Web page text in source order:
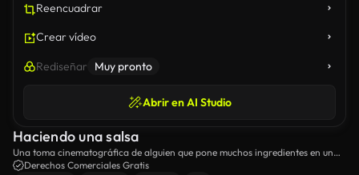
Reencuadrar
Crear vídeo
Rediseñar Muy pronto
Abrir en AI Studio
Haciendo una salsa
Una toma cinematográfica de alguien que pone muchos ingredientes en un
tazón para hacer una salsa.
Derechos Comerciales Gratis